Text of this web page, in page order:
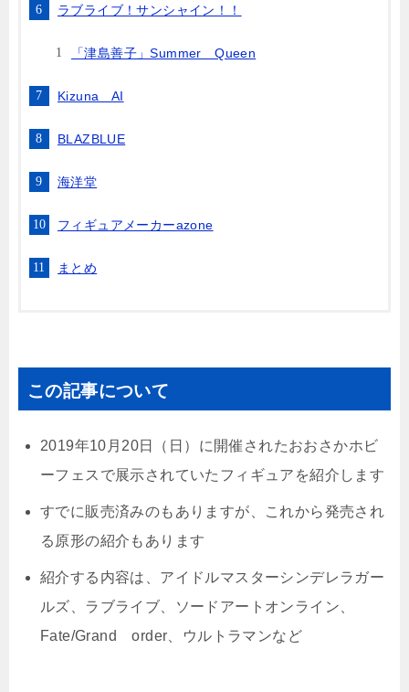
ラブライブ！サンシャイン！！
「津島善子」Summer Queen
Kizuna AI
BLAZBLUE
海洋堂
フィギュアメーカーazone
まとめ
この記事について
2019年10月20日（日）に開催されたおおさかホビ
ーフェスで展示されていたフィギュアを紹介します
すでに販売済みのもありますが、これから発売され
る原形の紹介もあります
紹介する内容は、アイドルマスターシンデレラガー
ルズ、ラブライブ、ソードアートオンライン、
Fate/Grand order、ウルトラマンなど